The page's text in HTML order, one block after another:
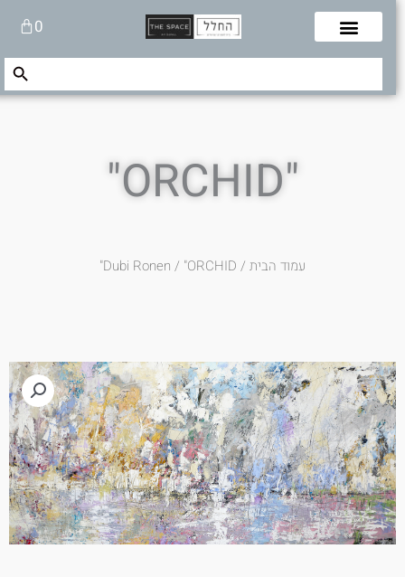
0עגלת
קניות
Search
Search Button
"ORCHID"
עמוד הבית/
Dubi Ronen/ "ORCHID"